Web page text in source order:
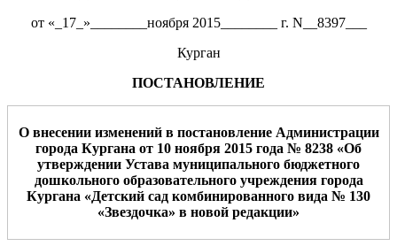
от «_17_»________ноября 2015________ г. N__8397___
Курган
ПОСТАНОВЛЕНИЕ
Овнесении изменений впостановлениеАдминистрации
города Кургана от 10 ноября 2015 года № 8238 «Об
утверждении Устава муниципального бюджетного
дошкольногообразовательногоучреждения города
Кургана «Детский сад комбинированного вида № 130
«Звездочка» в новой редакции»